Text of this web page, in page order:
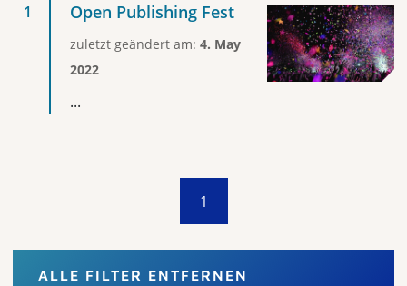
Open Publishing Fest
zuletzt geändert am: 4. May
2022
...
1
ALLE FILTER ENTFERNEN